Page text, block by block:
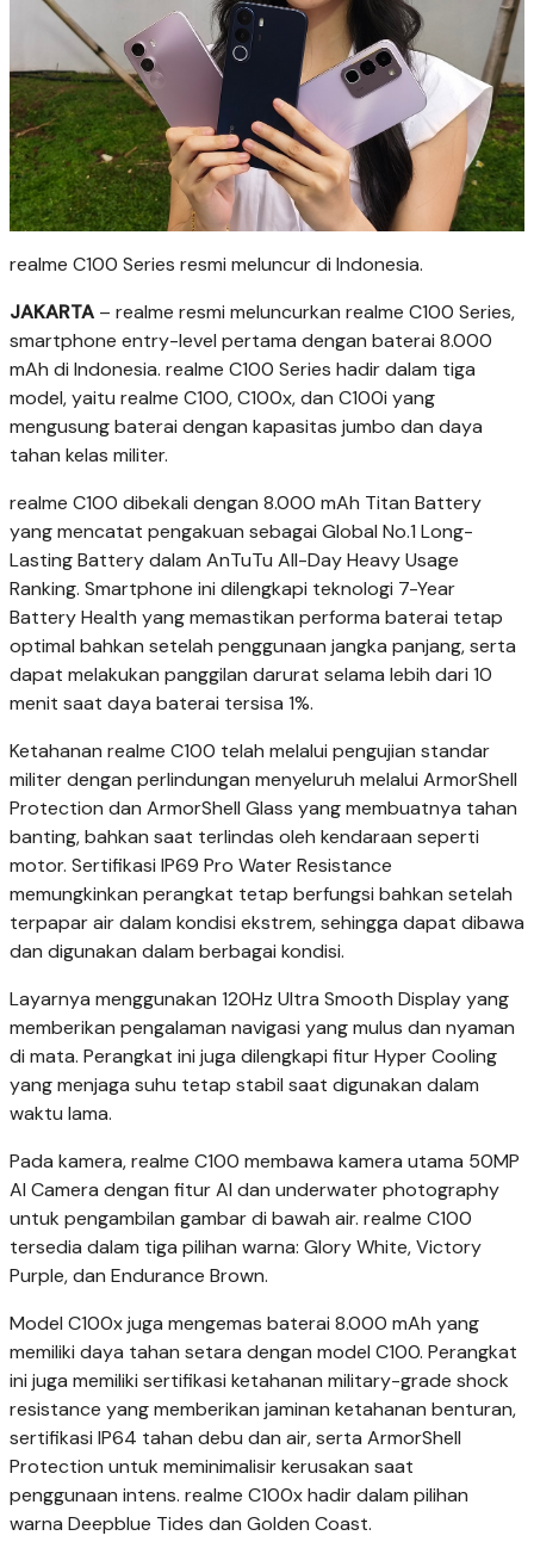
realme C100 Series resmi meluncur di Indonesia.
JAKARTA – realme resmi meluncurkan realme C100 Series,
smartphone entry-level pertama dengan baterai 8.000
mAh di Indonesia. realme C100 Series hadir dalam tiga
model, yaitu realme C100, C100x, dan C100i yang
mengusung baterai dengan kapasitas jumbo dan daya
tahan kelas militer.
realme C100 dibekali dengan 8.000 mAh Titan Battery
yang mencatat pengakuan sebagai Global No.1 Long-
Lasting Battery dalam AnTuTu All-Day Heavy Usage
Ranking. Smartphone ini dilengkapi teknologi 7-Year
Battery Health yang memastikan performa baterai tetap
optimal bahkan setelah penggunaan jangka panjang, serta
dapat melakukan panggilan darurat selama lebih dari 10
menit saat daya baterai tersisa 1%.
Ketahanan realme C100 telah melalui pengujian standar
militer dengan perlindungan menyeluruh melalui ArmorShell
Protection dan ArmorShell Glass yang membuatnya tahan
banting, bahkan saat terlindas oleh kendaraan seperti
motor. Sertifikasi IP69 Pro Water Resistance
memungkinkan perangkat tetap berfungsi bahkan setelah
terpapar air dalam kondisi ekstrem, sehingga dapat dibawa
dan digunakan dalam berbagai kondisi.
Layarnya menggunakan 120Hz Ultra Smooth Display yang
memberikan pengalaman navigasi yang mulus dan nyaman
di mata. Perangkat ini juga dilengkapi fitur Hyper Cooling
yang menjaga suhu tetap stabil saat digunakan dalam
waktu lama.
Pada kamera, realme C100 membawa kamera utama 50MP
AI Camera dengan fitur AI dan underwater photography
untuk pengambilan gambar di bawah air. realme C100
tersedia dalam tiga pilihan warna: Glory White, Victory
Purple, dan Endurance Brown.
Model C100x juga mengemas baterai 8.000 mAh yang
memiliki daya tahan setara dengan model C100. Perangkat
ini juga memiliki sertifikasi ketahanan military-grade shock
resistance yang memberikan jaminan ketahanan benturan,
sertifikasi IP64 tahan debu dan air, serta ArmorShell
Protection untuk meminimalisir kerusakan saat
penggunaan intens. realme C100x hadir dalam pilihan
warna Deepblue Tides dan Golden Coast.